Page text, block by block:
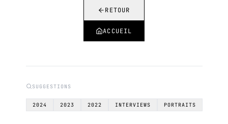
RETOUR
ACCUEIL
SUGGESTIONS
2024 2023 2022 INTERVIEWS PORTRAITS